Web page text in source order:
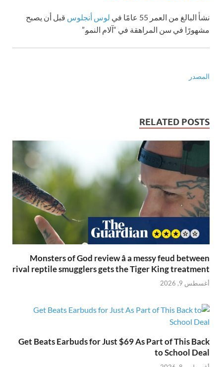
نشأ البالغ من العمر 55 عامًا في لوس أنجلوس قبل أن يصبح
مشهورًا في سن المراهقة في “آلام النمو.”
المصدر
RELATED POSTS
Monsters of God review â a messy feud between
rival reptile smugglers gets the Tiger King treatment
أغسطس 9, 2026
Get Beats Earbuds for Just $69 As Part of This Back
to School Deal